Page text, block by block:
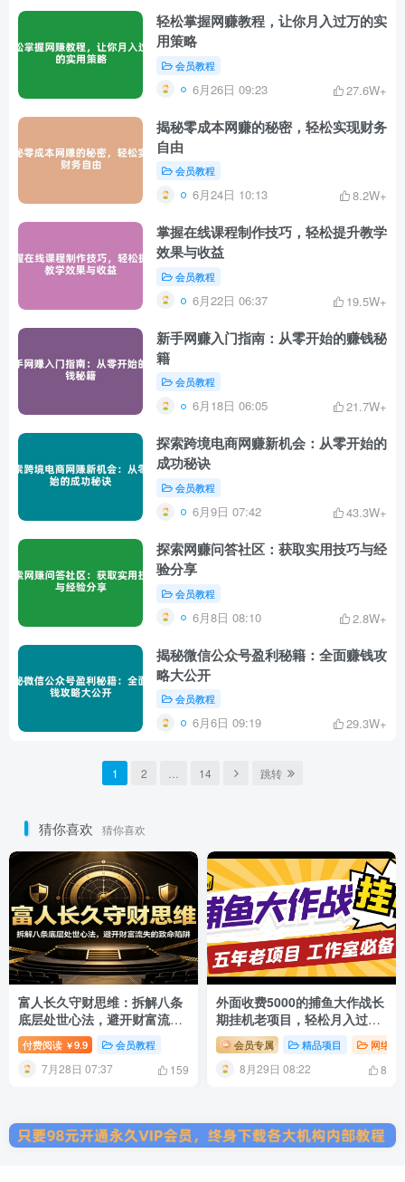
轻松掌握网赚教程，让你月入过万的实
用策略
会员教程
6月26日 09:23 27.6W+
揭秘零成本网赚的秘密，轻松实现财务
自由
会员教程
6月24日 10:13 8.2W+
掌握在线课程制作技巧，轻松提升教学
效果与收益
会员教程
6月22日 06:37 19.5W+
新手网赚入门指南：从零开始的赚钱秘
籍
会员教程
6月18日 06:05 21.7W+
探索跨境电商网赚新机会：从零开始的
成功秘诀
会员教程
6月9日 07:42 43.3W+
探索网赚问答社区：获取实用技巧与经
验分享
会员教程
6月8日 08:10 2.8W+
揭秘微信公众号盈利秘籍：全面赚钱攻
略大公开
会员教程
6月6日 09:19 29.3W+
1 2 14 跳转
猜你喜欢 猜你喜欢
富人长久守财思维：拆解八条
底层处世心法，避开财富流失
的致命陷阱
付费阅读 ￥9.9 会员教程
7月28日 07:37 159
外面收费5000的捕鱼大作战长
期挂机老项目，轻松月入过万
【群控脚本+教程】
会员专属 精品项目 网络项
8月29日 08:22 8